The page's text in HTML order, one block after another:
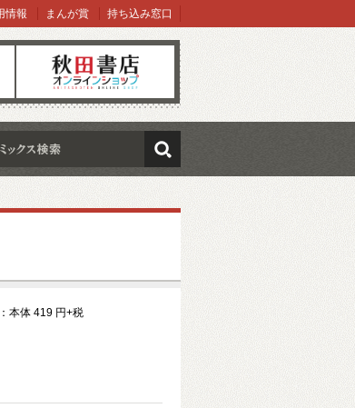
オンラインショップ
情報 まんが賞 持ち込み窓口
検索
本体 419 円+税